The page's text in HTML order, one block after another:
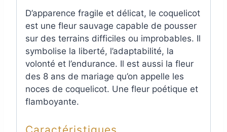
D’apparence fragile et délicat, le coquelicot
est une fleur sauvage capable de pousser
sur des terrains difficiles ou improbables. Il
symbolise la liberté, l’adaptabilité, la
volonté et l’endurance. Il est aussi la fleur
des 8 ans de mariage qu’on appelle les
noces de coquelicot. Une fleur poétique et
flamboyante.